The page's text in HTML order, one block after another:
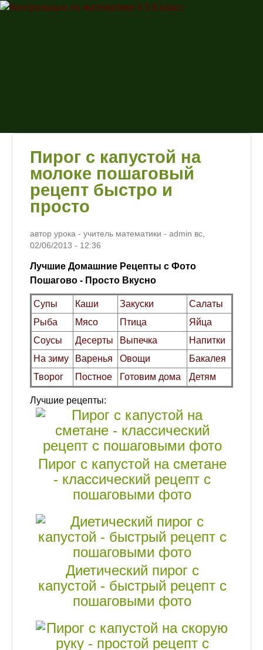
Перейти к основному
4 5 6 класс
Пирог с капустой на
молоке пошаговый
рецепт быстро и
просто
автор урока - учитель математики - admin вс,
02/06/2013 - 12:36
Лучшие Домашние Рецепты с Фото
Пошагово - Просто Вкусно
Супы Каши Закуски
Салаты
Рыба
Мясо Птица
Яйца
Соусы
Десерты Выпечка
Напитки
На зиму
Варенья Овощи
Бакалея
Творог
Постное Готовим дома Детям
Лучшие рецепты:
Пирог с капустой на сметане
- классический рецепт с
пошаговыми фото
Диетический пирог с
капустой - быстрый рецепт с
пошаговыми фото